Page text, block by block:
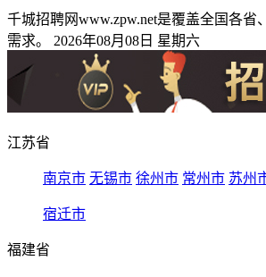
千城招聘网www.zpw.net是覆盖全国各
需求。 2026年08月08日 星期六
江苏省
南京市 无锡市 徐州市 常州市 苏州
宿迁市
福建省